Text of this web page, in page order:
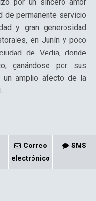
por un sincero amor
de permanente servicio
y gran generosidad
en Junín y poco
de Vedia, donde
ganándose por sus
un amplio afecto de la
Correo
electrónico
SMS